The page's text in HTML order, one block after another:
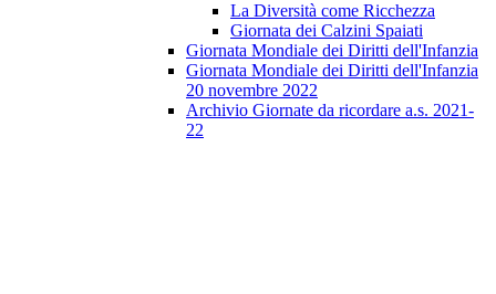
La Diversità come Ricchezza
Giornata dei Calzini Spaiati
Giornata Mondiale dei Diritti dell'Infanzia
Giornata Mondiale dei Diritti dell'Infanzia
20 novembre 2022
Archivio Giornate da ricordare a.s. 2021-
22